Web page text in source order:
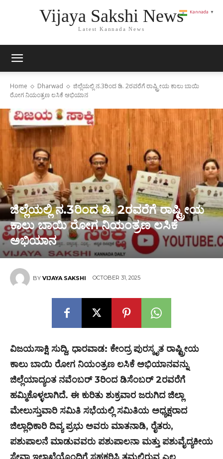
Vijaya Sakshi News
Latest Kannada News
Home Dharwad
ಜಿಲ್ಲೆಯಲ್ಲಿ ನ.3ರಿಂದ ಡಿ. 2ರವರೆಗೆ ರಾಷ್ಟ್ರೀಯ ಕಾಲು ಬಾಯಿ
ರೋಗ ನಿಯಂತ್ರಣ ಲಸಿಕೆ ಅಭಿಯಾನ
ಜಿಲ್ಲೆಯಲ್ಲಿ ನ.3ರಿಂದ ಡಿ. 2ರವರೆಗೆ ರಾಷ್ಟ್ರೀಯ
ಕಾಲು ಬಾಯಿ ರೋಗ ನಿಯಂತ್ರಣ ಲಸಿಕೆ
ಅಭಿಯಾನ
BY VIJAYA SAKSHI OCTOBER 31, 2025
ವಿಜಯಸಾಕ್ಷಿ ಸುದ್ದಿ, ಧಾರವಾಡ: ಕೇಂದ್ರ ಪುರಸ್ಕೃತ ರಾಷ್ಟ್ರೀಯ
ಕಾಲು ಬಾಯಿ ರೋಗ ನಿಯಂತ್ರಣ ಲಸಿಕೆ ಅಭಿಯಾನವನ್ನು
ಜಿಲ್ಲೆಯಾದ್ಯಂತ ನವೆಂಬರ್3ರಿಂದ ಡಿಸೆಂಬರ್2ರವರೆಗೆ
ಹಮ್ಮಿಕೊಳ್ಳಲಾಗಿದೆ. ಈ ಕುರಿತು ಶುಕ್ರವಾರ ಜರುಗಿದ ಜಿಲ್ಲಾ
ಮೇಲುಸ್ತುವಾರಿ ಸಮಿತಿ ಸಭೆಯಲ್ಲಿ ಸಮಿತಿಯ ಅಧ್ಯಕ್ಷರಾದ
ಜಿಲ್ಲಾಧಿಕಾರಿ ದಿವ್ಯ ಪ್ರಭು ಅವರು ಮಾತನಾಡಿ, ರೈತರು,
ಪಶುಪಾಲನೆ ಮಾಡುವವರು ಪಶುಪಾಲನಾ ಮತ್ತು ಪಶುವೈದ್ಯಕೀಯ
Kannada ▼